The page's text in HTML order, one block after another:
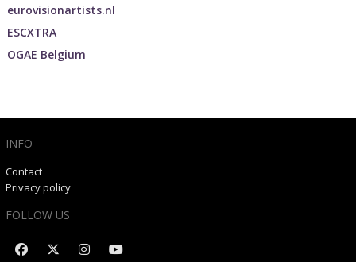
eurovisionartists.nl
ESCXTRA
OGAE Belgium
INFO
Contact
Privacy policy
FOLLOW US